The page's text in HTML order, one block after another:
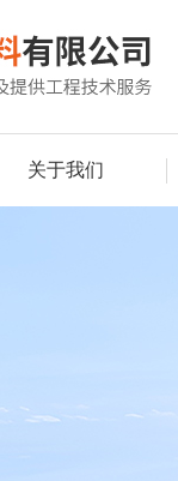
关于我们